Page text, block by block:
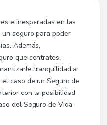
e inesperadas en las
seguro para poder
Además,
que contrates,
tranquilidad a
caso de un Seguro de
con la posibilidad
del Seguro de Vida